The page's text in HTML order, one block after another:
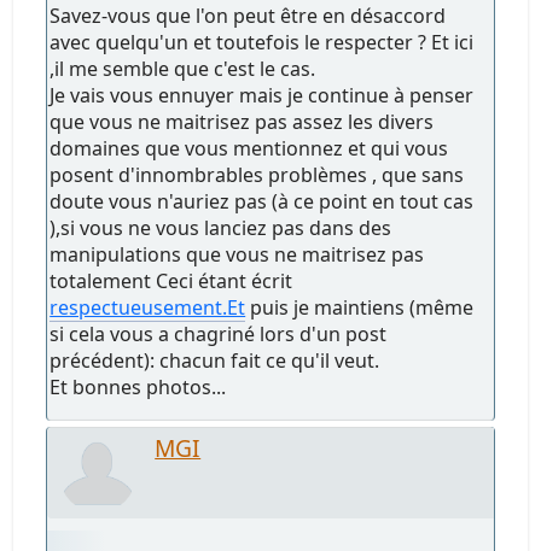
Savez-vous que l'on peut être en désaccord
avec quelqu'un et toutefois le respecter ? Et ici
,il me semble que c'est le cas.
Je vais vous ennuyer mais je continue à penser
que vous ne maitrisez pas assez les divers
domaines que vous mentionnez et qui vous
posent d'innombrables problèmes , que sans
doute vous n'auriez pas (à ce point en tout cas
),si vous ne vous lanciez pas dans des
manipulations que vous ne maitrisez pas
totalement Ceci étant écrit
respectueusement.Et puis je maintiens (même
si cela vous a chagriné lors d'un post
précédent): chacun fait ce qu'il veut.
Et bonnes photos...
MGI